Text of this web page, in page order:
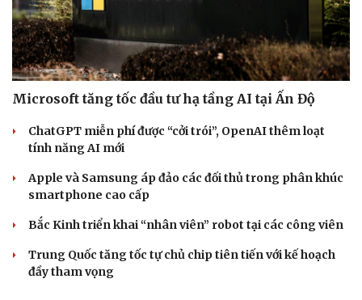
Microsoft tăng tốc đầu tư hạ tầng AI tại Ấn Độ
ChatGPT miễn phí được “cởi trói”, OpenAI thêm loạt
tính năng AI mới
Apple và Samsung áp đảo các đối thủ trong phân khúc
smartphone cao cấp
Bắc Kinh triển khai “nhân viên” robot tại các công viên
Trung Quốc tăng tốc tự chủ chip tiên tiến với kế hoạch
đầy tham vọng